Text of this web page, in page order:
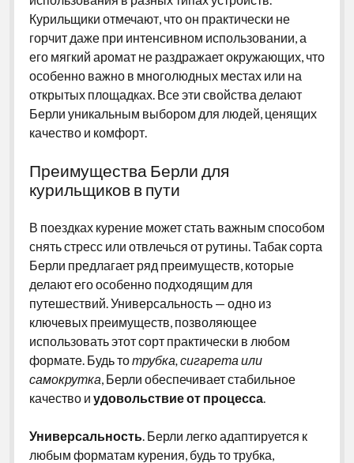
Курильщики отмечают, что он практически не
горчит даже при интенсивном использовании, а
его мягкий аромат не раздражает окружающих, что
особенно важно в многолюдных местах или на
открытых площадках. Все эти свойства делают
Берли уникальным выбором для людей, ценящих
качество и комфорт.
Преимущества Берли для
курильщиков в пути
В поездках курение может стать важным способом
снять стресс или отвлечься от рутины. Табак сорта
Берли предлагает ряд преимуществ, которые
делают его особенно подходящим для
путешествий. Универсальность — одно из
ключевых преимуществ, позволяющее
использовать этот сорт практически в любом
формате. Будь тотрубка, сигарета или
самокрутка , Берли обеспечивает стабильное
качество и удовольствие от процесса
Универсальность. Берли легко адаптируется к
любым форматам курения, будь то трубка,